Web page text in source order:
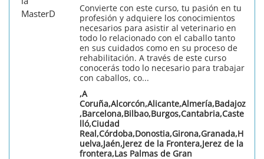
Convierte con este curso, tu pasión en tu
profesión y adquiere los conocimientos
necesarios para asistir al veterinario en
todo lo relacionado con el caballo tanto
en sus cuidados como en su proceso de
rehabilitación. A través de este curso
conocerás todo lo necesario para trabajar
con caballos, co...
,A
Coruña,Alcorcón,Alicante,Almería,Badajoz
,Barcelona,Bilbao,Burgos,Cantabria,Caste
lló,Ciudad
Real,Córdoba,Donostia,Girona,Granada,H
uelva,Jaén,Jerez de la Frontera,Jerez de la
frontera,Las Palmas de Gran